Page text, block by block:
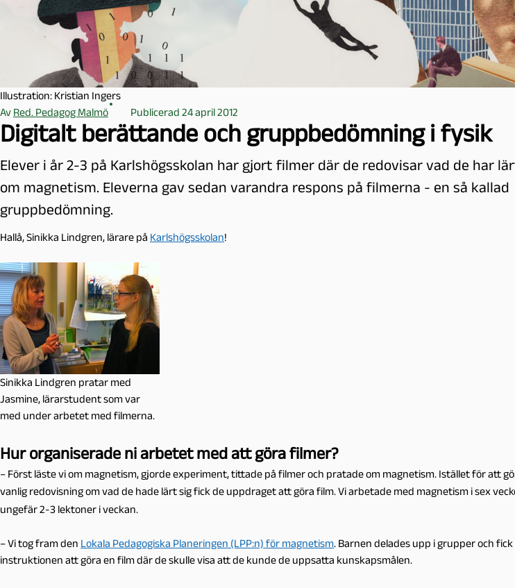
Illustration: Kristian Ingers
Av Red. Pedagog Malmö Publicerad 24 april 2012
Digitalt berättande och gruppbedömning i fysik
Elever i år 2-3 på Karlshögsskolan har gjort filmer där de redovisar vad de har
om magnetism. Eleverna gav sedan varandra respons på filmerna - en så kallad
gruppbedömning.
Hallå, Sinikka Lindgren, lärare på Karlshögsskolan!
Sinikka Lindgren pratar med
Jasmine, lärarstudent som var
med under arbetet med filmerna.
Hur organiserade ni arbetet med att göra filmer?
– Först läste vi om magnetism, gjorde experiment,tittade på filmeroch pratade om magnetism. Istället för att
vanlig redovisning om vad de hade lärt sig fick de uppdraget att göra film. Vi arbetade med magnetism i sex
ungefär 2-3 lektoner i veckan.
– Vi tog fram den Lokala Pedagogiska Planeringen (LPP:n) för magnetism. Barnen delades upp i grupper och fick
instruktionen att göra en film där de skulle visa att de kunde de uppsatta kunskapsmålen.